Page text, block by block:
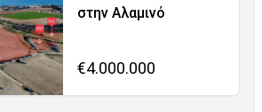
στην Αλαμινό
€4.000.000